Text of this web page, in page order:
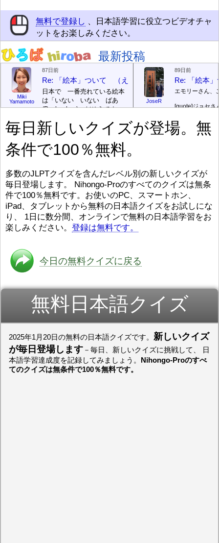
無料で登録し 、日本語学習に役立つビデオチャ
ットをお楽しみください。
最新投稿
Miki
Yamamoto
87日前
Re: 「絵本」ついて （えほん ついて）
日本で 一番売れている絵本
は「いない いない ばあ
(Peek-a-boo)」だそうです。
す。どちらも 1967年に 出
版（しゅっぱん）されまし
た。[/font][/color][/size]絵本はロ
ングセラーがおおいですか
り ありません。「絵本作家
（えほんさっか picture book
author) に なるのは とて
も むずかしいそうです。よ
かったら、このYouTubeを見
てくださいね。 [/font][/color]
[/size]
https://www.youtube.com/watch?
v=psCoMkMOQlY[/color]
JoseR
89日前
Re: 「絵本
エモリーさん、
[quote]ジョセさ
まあ、仕事（し
（す）きです
る会社（かいし
と）めています
ん）はあります
び）が慌（あわ
ストレスが溜（
です。結局（け
ログラミングが
く）したくて、
と）、就職（し
してみたいです
（いま）は全力
でお金（かね
いますwww。
[quote] すごいす
うございまし
毎日新しいクイズが登場。無
条件で100％無料。
多数のJLPTクイズを含んだレベル別の新しいクイズが
毎日登場します。 Nihongo-Proのすべてのクイズは無条
件で100％無料です。お使いのPC、スマートホン、
iPad、タブレットから無料の日本語クイズをお試しにな
り、 1日に数分間、オンラインで無料の日本語学習をお
楽しみください。 登録は無料です。
今日の無料クイズに戻る
無料日本語クイズ
2025年1月20日の無料の日本語クイズです。 新しいクイズ
が毎日登場します －毎日、新しいクイズに挑戦して、 日
本語学習達成度を記録してみましょう。 Nihongo-Proのすべ
てのクイズは無条件で100％無料です。